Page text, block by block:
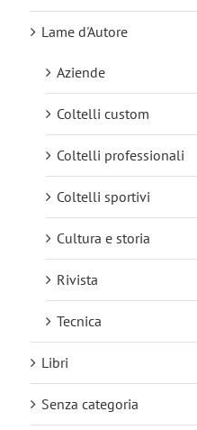
Lame d'Autore
Aziende
Coltelli custom
Coltelli professionali
Coltelli sportivi
Cultura e storia
Rivista
Tecnica
Libri
Senza categoria